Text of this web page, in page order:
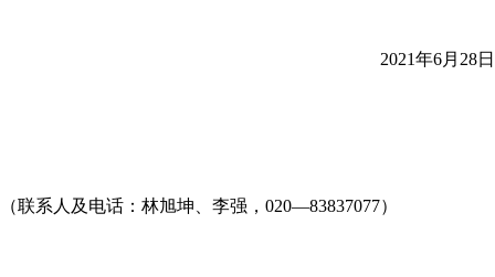
2021年6月28日
（联系人及电话：林旭坤、李强，020—83837077）